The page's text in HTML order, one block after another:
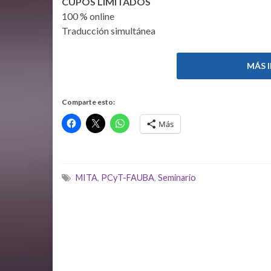
100 % online
Traducción simultánea
MÁS
Comparte esto:
Más
MITA, PCyT-FAUBA, Seminario